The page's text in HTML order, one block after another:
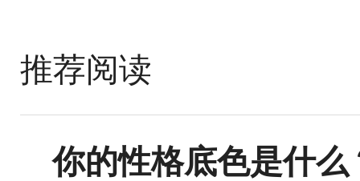
推荐阅读
你的性格底色是什